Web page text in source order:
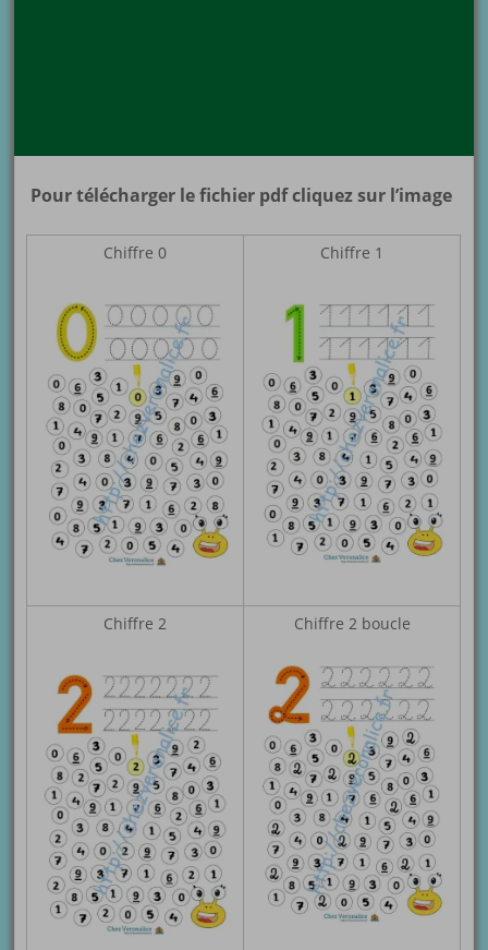
Pour télécharger le fichier pdf cliquez sur l’image
Chiffre 0 Chiffre 1
Chiffre 2 Chiffre 2 boucle